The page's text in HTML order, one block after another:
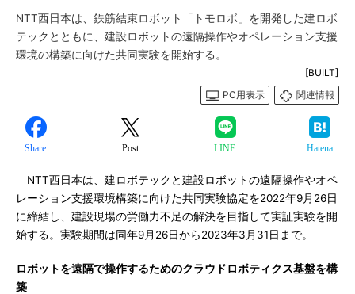
NTT西日本は、鉄筋結束ロボット「トモロボ」を開発した建ロボ
テックとともに、建設ロボットの遠隔操作やオペレーション支援
環境の構築に向けた共同実験を開始する。
[BUILT]
PC用表示
関連情報
Share Post LINE Hatena
NTT西日本は、建ロボテックと建設ロボットの遠隔操作やオペ
レーション支援環境構築に向けた共同実験協定を2022年9月26日
に締結し、建設現場の労働力不足の解決を目指して実証実験を開
始する。実験期間は同年9月26日から2023年3月31日まで。
ロボットを遠隔で操作するためのクラウドロボティクス基盤を構
築